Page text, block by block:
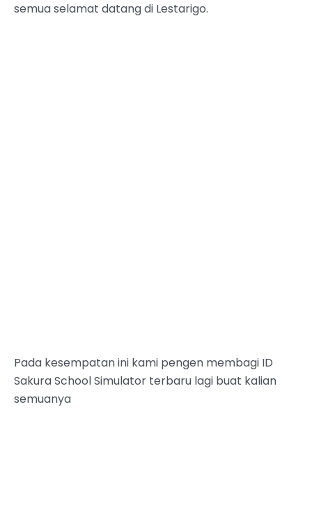
semua selamat datang di Lestarigo.
Pada kesempatan ini kami pengen membagi ID
Sakura School Simulator terbaru lagi buat kalian
semuanya